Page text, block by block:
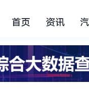
首页 资讯